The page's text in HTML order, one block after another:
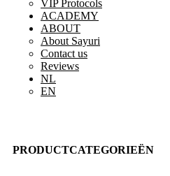
VIP Protocols
ACADEMY
ABOUT
About Sayuri
Contact us
Reviews
NL
EN
PRODUCTCATEGORIEËN